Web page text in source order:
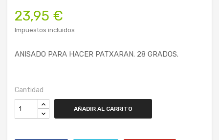
23,95 €
Impuestos incluidos
ANISADO PARA HACER PATXARAN. 28 GRADOS.
Cantidad
AÑADIR AL CARRITO